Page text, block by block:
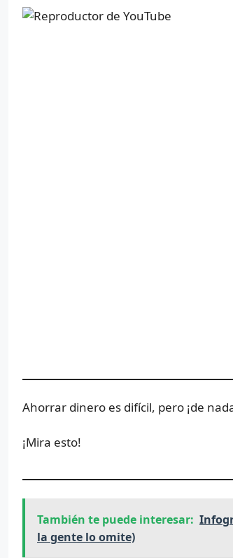
Ahorrar dinero es difícil, pero ¡de
¡Mira esto!
También te puede interesar:
la gente lo omite)